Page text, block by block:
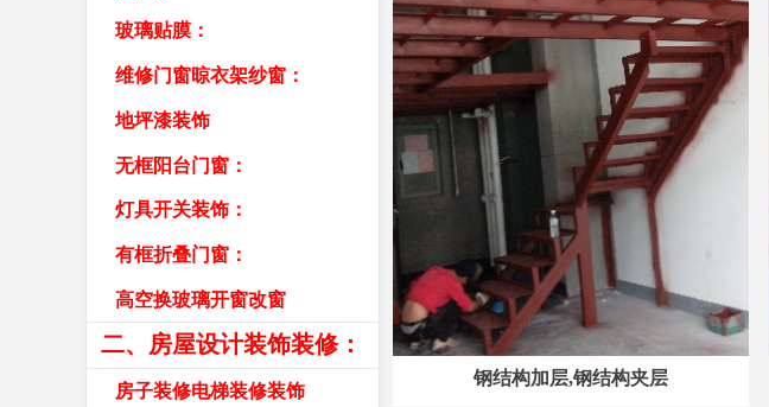
钢结构加层,钢结构夹层
玻璃贴膜：
维修门窗晾衣架纱窗：
地坪漆装饰
无框阳台门窗：
灯具开关装饰：
有框折叠门窗：
高空换玻璃开窗改窗
二、房屋设计装饰装修：
房子装修电梯装修装饰